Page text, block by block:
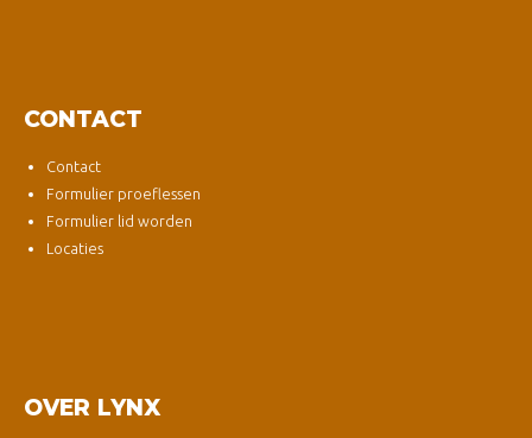
CONTACT
Contact
Formulier proeflessen
Formulier lid worden
Locaties
OVER LYNX